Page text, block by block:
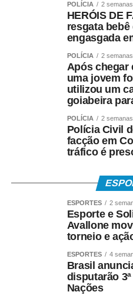
A sessão será realizada na
Várzea Grande, com início
COMENTE ABAIXO:
WhatsApp
POLÍCIA 2
HERÓIS DE
resgata
engasgada
POLÍCIA 2
Após chegar
uma jovem
utilizou um
goiabeira
POLÍCIA 2
Polícia Civil
facção em
tráfico é
ESPORTES 2
Esporte e
Avallone
torneio e
ESPORTES 4
Brasil
disputarão
Nações